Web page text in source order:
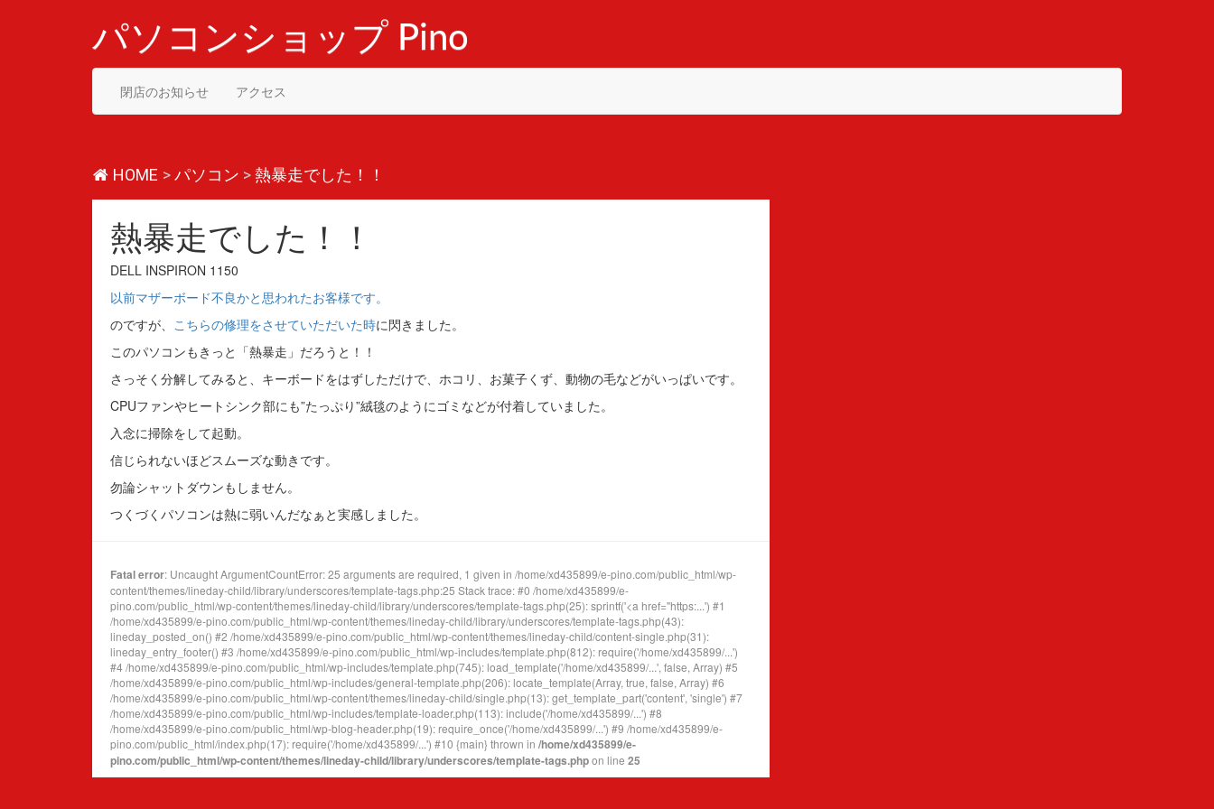
パソコンショップ Pino
閉店のお知らせ アクセス
HOME >パソコン >熱暴走でした！！
熱暴走でした！！
DELL INSPIRON 1150
以前マザーボード不良かと思われたお客様です。
のですが、 こちらの修理をさせていただいた時に閃きました。
このパソコンもきっと「熱暴走」だろうと！！
さっそく分解してみると、キーボードをはずしただけで、ホコリ、お菓子くず、動物の毛などがいっぱいです。
CPUファンやヒートシンク部にも”たっぷり”絨毯のようにゴミなどが付着していました。
入念に掃除をして起動。
信じられないほどスムーズな動きです。
勿論シャットダウンもしません。
つくづくパソコンは熱に弱いんだなぁと実感しました。
Fatal error: Uncaught ArgumentCountError: 25 arguments are required, 1 given in /home/xd435899/e-pino.com/public_html/wp-
content/themes/lineday-child/library/underscores/template-tags.php:25 Stack trace: #0 /home/xd435899/e-
pino.com/public_html/wp-content/themes/lineday-child/library/underscores/template-tags.php(25): sprintf('<a href="https:...') #1
/home/xd435899/e-pino.com/public_html/wp-content/themes/lineday-child/library/underscores/template-tags.php(43):
lineday_posted_on() #2 /home/xd435899/e-pino.com/public_html/wp-content/themes/lineday-child/content-single.php(31):
lineday_entry_footer() #3 /home/xd435899/e-pino.com/public_html/wp-includes/template.php(812): require('/home/xd435899/...')
#4 /home/xd435899/e-pino.com/public_html/wp-includes/template.php(745): load_template('/home/xd435899/...', false, Array) #5
/home/xd435899/e-pino.com/public_html/wp-includes/general-template.php(206): locate_template(Array, true, false, Array) #6
/home/xd435899/e-pino.com/public_html/wp-content/themes/lineday-child/single.php(13): get_template_part('content', 'single') #7
/home/xd435899/e-pino.com/public_html/wp-includes/template-loader.php(113): include('/home/xd435899/...') #8
/home/xd435899/e-pino.com/public_html/wp-blog-header.php(19): require_once('/home/xd435899/...') #9 /home/xd435899/e-
pino.com/public_html/index.php(17): require('/home/xd435899/...') #10 {main} thrown in /home/xd435899/e-
pino.com/public_html/wp-content/themes/lineday-child/library/underscores/template-tags.phpon line 25